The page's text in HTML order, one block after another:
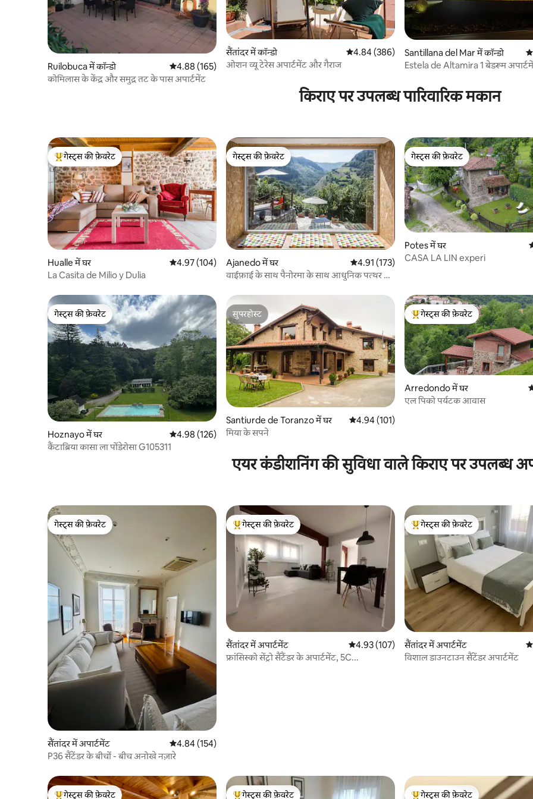
Ruilobuca में कॉन्डो औसत रेटिंग 5 में से 4.88, 165 समीक्षाएँ
4.88 (165)
कोमिलास के केंद्र और समुद्र तट के पास अपार्टमेंट
सैंतांदर में कॉन्डो औसत रेटिंग 5 में से 4.84, 386 समीक्षाएँ
4.84 (386)
ओशन व्यू टेरेस अपार्टमेंट और गैराज
Santillana del Mar में कॉन्डो
Estela de Altamira 1 बेडरूम
किराए पर उपलब्ध पारिवारिक मकान
गेस्ट्स का टॉप फ़ेवरेट
गेस्ट्स की फ़ेवरेट
Hualle में घर औसत रेटिंग 5 में से 4.97, 104 समीक्षाएँ
4.97 (104)
La Casita de Milio y Dulia
गेस्ट्स की फ़ेवरेट
गेस्ट्स की फ़ेवरेट
Ajanedo में घर औसत रेटिंग 5 में से 4.91, 173 समीक्षाएँ
4.91 (173)
वाईफ़ाई के साथ पैनोरमा के साथ आधुनिक पत्थर का
गेस्ट्स की फ़ेवरेट
गेस्ट्स की फ़ेवरेट
Potes में घर
CASA LA LIN experi
गेस्ट्स की फ़ेवरेट
गेस्ट्स की फ़ेवरेट
Hoznayo में घर औसत रेटिंग 5 में से 4.98, 126 समीक्षाएँ
4.98 (126)
कैंटाब्रिया कासा ला पोंडेरोसा G105311
सुपरहोस्ट
सुपरहोस्ट
Santiurde de Toranzo में घर औसत रेटिंग 5 में से 4.94, 101 समीक्षाएँ
4.94 (101)
मिया के सपने
गेस्ट्स का टॉप फ़ेवरेट
गेस्ट्स की फ़ेवरेट
Arredondo में घर
एल पिको पर्यटक आवास
एयर कंडीशनिंग की सुविधा वाले किराए पर उपलब्ध
गेस्ट्स की फ़ेवरेट
गेस्ट्स की फ़ेवरेट
सैंतांदर में अपार्टमेंट औसत रेटिंग 5 में से 4.84, 154 समीक्षाएँ
4.84 (154)
P36 सैंटेंडर के बीचों - बीच अनोखे नज़ारे
गेस्ट्स का टॉप फ़ेवरेट
गेस्ट्स की फ़ेवरेट
सैंतांदर में अपार्टमेंट औसत रेटिंग 5 में से 4.93, 107 समीक्षाएँ
4.93 (107)
फ्रांसिस्को सेंट्रो सैंटैंडर के अपार्टमेंट, 5C...
गेस्ट्स का टॉप फ़ेवरेट
गेस्ट्स की फ़ेवरेट
सैंतांदर में अपार्टमेंट
विशाल डाउनटाउन सैंटेंडर अपार्टमेंट
गेस्ट्स की फ़ेवरेट गेस्ट्स की फ़ेवरेट गेस्ट्स की फ़ेवरेट